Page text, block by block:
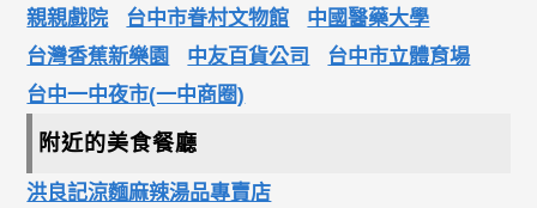
親親戲院
台中市眷村文物館
中國醫藥大學
台灣香蕉新樂園
中友百貨公司
台中市立體育場
台中一中夜市(一中商圈)
附近的美食餐廳
洪良記涼麵麻辣湯品專賣店